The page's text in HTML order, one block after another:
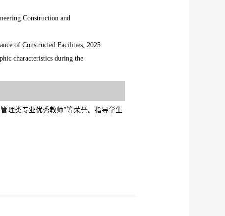
Construction and
of Constructed Facilities, 2025.
characteristics during the
理类专业优秀教师”等荣誉。指导学生